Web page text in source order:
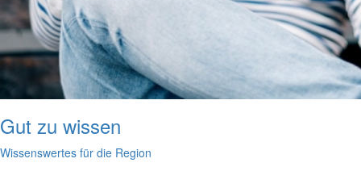
Gut zu wissen
Wissenswertes für die Region